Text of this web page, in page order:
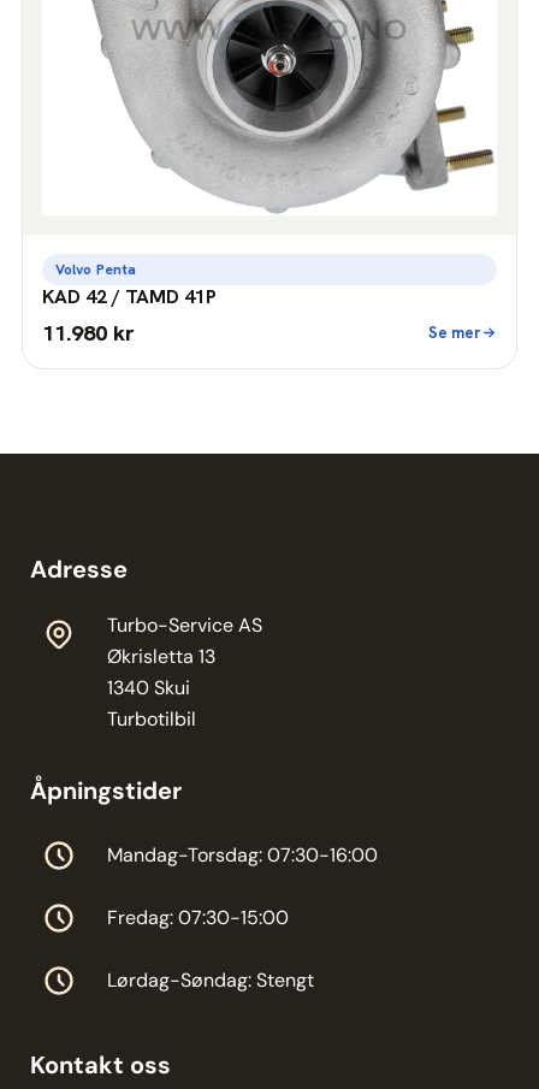
Volvo Penta
KAD 42 / TAMD 41P
11.980 kr Se mer
Adresse
Turbo-Service AS
Økrisletta 13
1340 Skui
Turbotilbil
Åpningstider
Mandag-Torsdag: 07:30-16:00
Fredag: 07:30-15:00
Lørdag-Søndag: Stengt
Kontakt oss